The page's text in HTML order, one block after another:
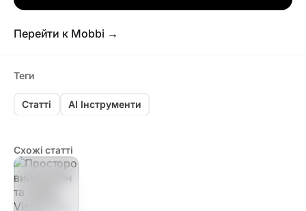
Перейти к Mobbi →
Теги
Статті AI Інструменти
Схожі статті